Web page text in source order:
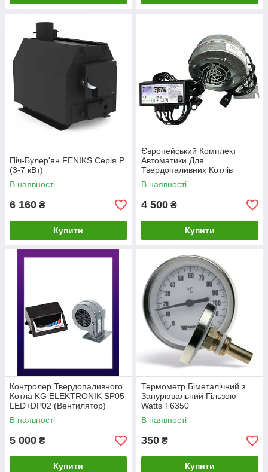
Піч-Булер'ян FENIKS Серія P
(3-7 кВт)
В наявності
6 160 ₴
Купити
Європейський Комплект
Автоматики Для
Твердопаливних Котлів
Nowosolar Pk-22 + NWS-100
В наявності
4 500 ₴
Купити
Контролер Твердопаливного
Котла KG ELEKTRONIK SP05
LED+DP02 (Вентилятор)
В наявності
5 000 ₴
Купити
Термометр Біметалічний з
Занурювальний Гільзою
Watts T6350
В наявності
350 ₴
Купити